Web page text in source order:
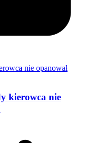
kierowca nie